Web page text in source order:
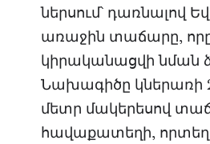
ներսում՝ դառնալով
առաջին տաճարը,
կիրականացվի նման
Նախագիծը կներառի
մետր մակերեսով
հավաքատեղի,